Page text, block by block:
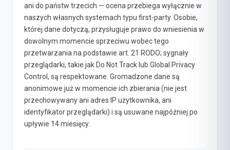
ani do państw trzecich — ocena przebiega wyłącznie w
naszych własnych systemach typu first-party. Osobie,
której dane dotyczą, przysługuje prawo do wniesienia w
dowolnym momencie sprzeciwu wobec tego
przetwarzania na podstawie art. 21 RODO; sygnały
przeglądarki, takie jak Do Not Track lub Global Privacy
Control, są respektowane. Gromadzone dane są
anonimowe już w momencie ich zbierania (nie jest
przechowywany ani adres IP użytkownika, ani
identyfikator przeglądarki) i są usuwane najpóźniej po
upływie 14 miesięcy.